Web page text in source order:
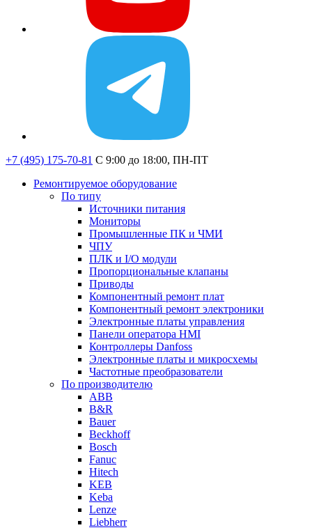
+7 (495) 175-70-81 C 9:00 до 18:00, ПН-ПТ
Ремонтируемое оборудование
По типу
Источники питания
Мониторы
Промышленные ПК и ЧМИ
ЧПУ
ПЛК и I/O модули
Пропорциональные клапаны
Приводы
Компонентный ремонт плат
Компонентный ремонт электроники
Электронные платы управления
Панели оператора HMI
Контроллеры Danfoss
Электронные платы и микросхемы
Частотные преобразователи
По производителю
ABB
B&R
Bauer
Beckhoff
Bosch
Fanuc
Hitech
KEB
Keba
Lenze
Liebherr